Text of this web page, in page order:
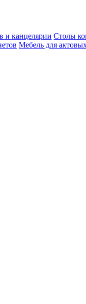
и канцелярии Столы
Мебель для